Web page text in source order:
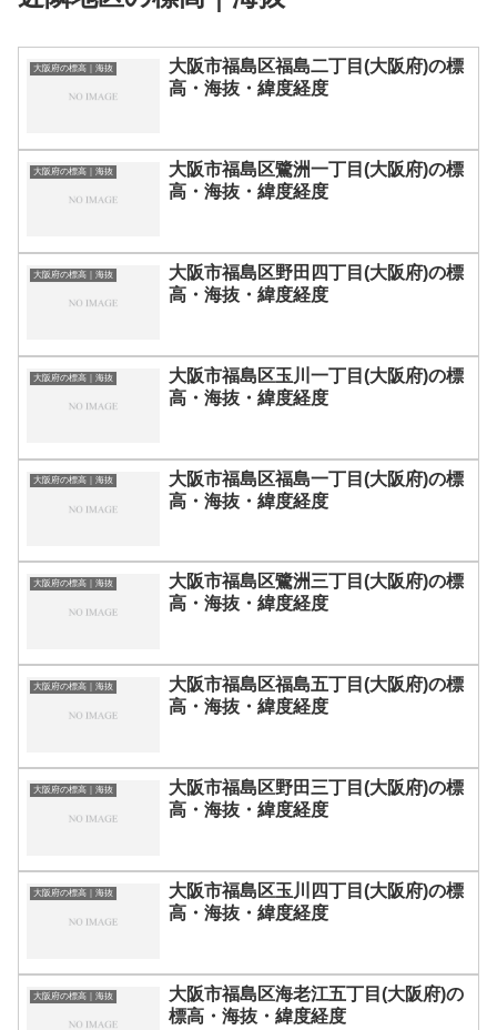
大阪府の標高｜海抜
大阪市福島区福島二丁目(大阪府)の標
高・海抜・緯度経度
大阪府の標高｜海抜
大阪市福島区鷺洲一丁目(大阪府)の標
高・海抜・緯度経度
大阪府の標高｜海抜
大阪市福島区野田四丁目(大阪府)の標
高・海抜・緯度経度
大阪府の標高｜海抜
大阪市福島区玉川一丁目(大阪府)の標
高・海抜・緯度経度
大阪府の標高｜海抜
大阪市福島区福島一丁目(大阪府)の標
高・海抜・緯度経度
大阪府の標高｜海抜
大阪市福島区鷺洲三丁目(大阪府)の標
高・海抜・緯度経度
大阪府の標高｜海抜
大阪市福島区福島五丁目(大阪府)の標
高・海抜・緯度経度
大阪府の標高｜海抜
大阪市福島区野田三丁目(大阪府)の標
高・海抜・緯度経度
大阪府の標高｜海抜
大阪市福島区玉川四丁目(大阪府)の標
高・海抜・緯度経度
大阪府の標高｜海抜
大阪市福島区海老江五丁目(大阪府)の
標高・海抜・緯度経度